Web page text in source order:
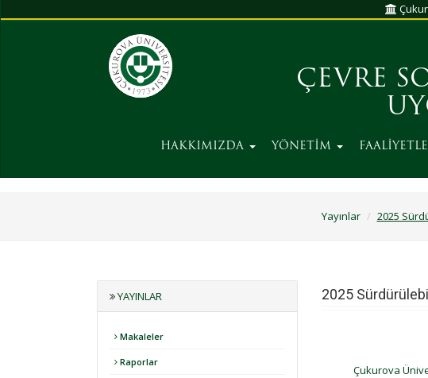
ÇEVRE
HAKKIMIZDA YÖNETİM
Yayınlar 2025
YAYINLAR
Makaleler
Raporlar
2025
Çukurova